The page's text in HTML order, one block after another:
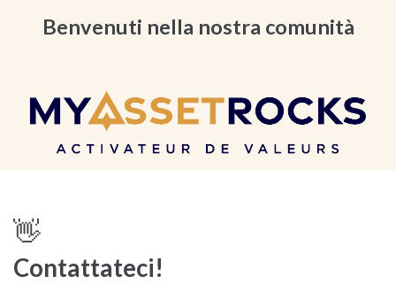
Benvenuti nella nostra comunità
👋
Contattateci!